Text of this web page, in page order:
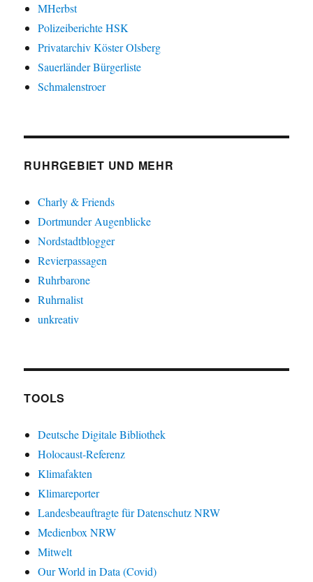
MHerbst
Polizeiberichte HSK
Privatarchiv Köster Olsberg
Sauerländer Bürgerliste
Schmalenstroer
RUHRGEBIET UND MEHR
Charly & Friends
Dortmunder Augenblicke
Nordstadtblogger
Revierpassagen
Ruhrbarone
Ruhrnalist
unkreativ
TOOLS
Deutsche Digitale Bibliothek
Holocaust-Referenz
Klimafakten
Klimareporter
Landesbeauftragte für Datenschutz NRW
Medienbox NRW
Mitwelt
Our World in Data (Covid)